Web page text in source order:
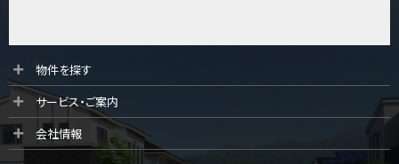
第10位
4,190万円
桜ヶ丘駅
LDK約20帖とゆとりある広さ！WIC、SICの…
物件を探す
サービス・ご案内
会社情報